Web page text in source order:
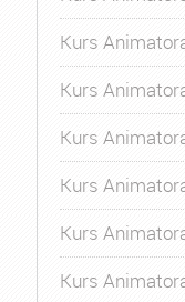
Kurs
Kurs
Kurs
Kurs
Kurs
Kurs